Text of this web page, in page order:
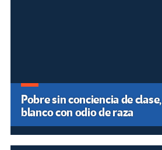
Pobre sin conciencia de clase,
blanco con odio de raza